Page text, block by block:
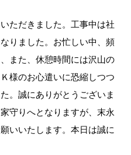
ただきました。工事中は社
りました。お忙しい中、頻
また、休憩時間には沢山の
様のお心遣いに恐縮しつつ
。誠にありがとうございま
守りへとなりますが、末永
いいたします。本日は誠に